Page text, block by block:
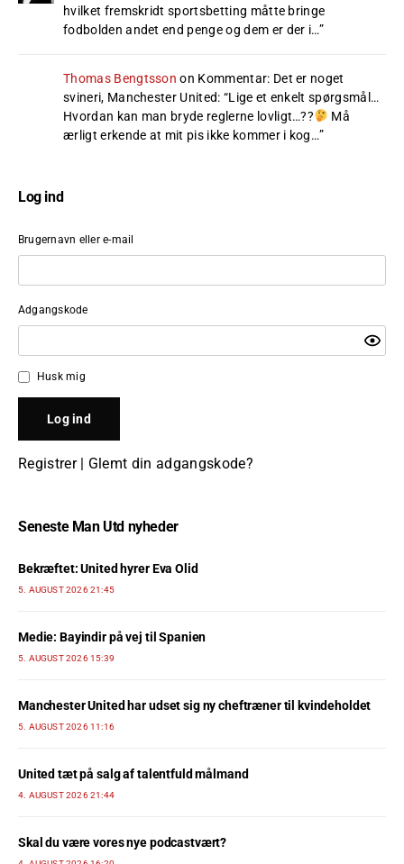
hvilket fremskridt sportsbetting måtte bringe
fodbolden andet end penge og dem er der i…”
Thomas Bengtsson on Kommentar: Det er noget
svineri, Manchester United: “Lige et enkelt spørgsmål…
Hvordan kan man bryde reglerne lovligt…??
Må
ærligt erkende at mit pis ikke kommer i kog…”
Log ind
Brugernavn eller e-mail
Adgangskode
Husk mig
Registrer| Glemt din adgangskode?
Seneste Man Utd nyheder
Bekræftet: United hyrer Eva Olid
5. AUGUST 2026 21:45
Medie: Bayindir på vej til Spanien
5. AUGUST 2026 15:39
Manchester United har udset sig ny cheftræner til kvindeholdet
5. AUGUST 2026 11:16
United tæt på salg af talentfuld målmand
4. AUGUST 2026 21:44
Skal du være vores nye podcastvært?